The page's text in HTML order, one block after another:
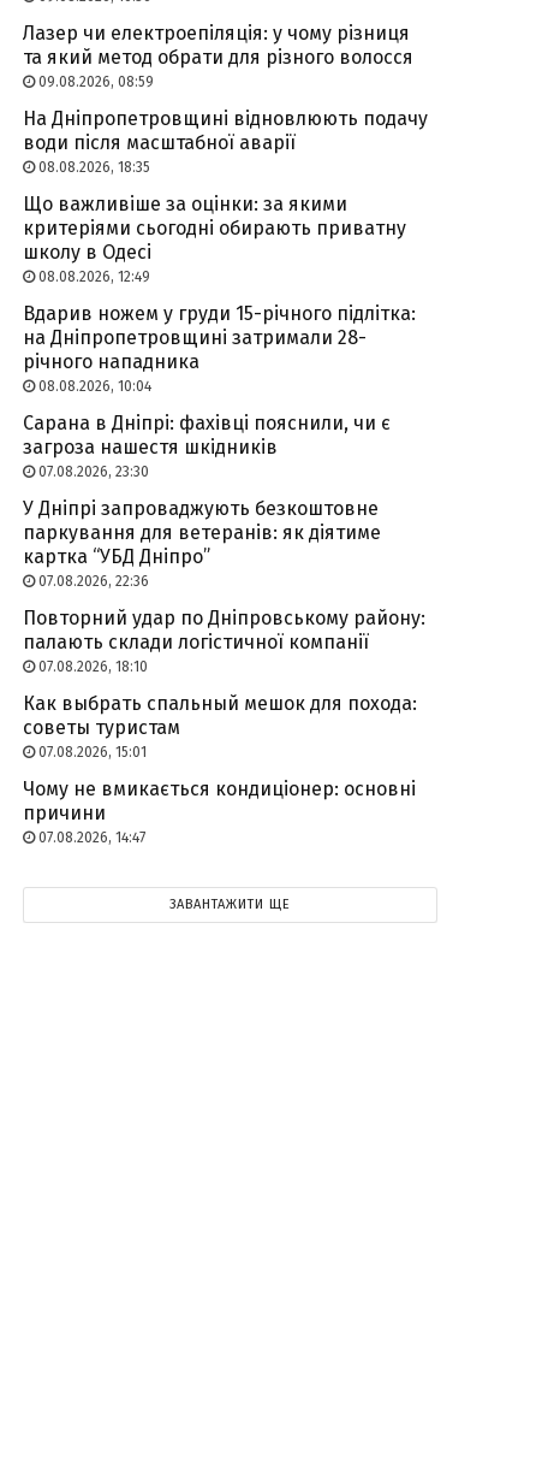
Лазер чи електроепіляція: у чому різниця
та який метод обрати для різного волосся
09.08.2026, 08:59
На Дніпропетровщині відновлюють подачу
води після масштабної аварії
08.08.2026, 18:35
Що важливіше за оцінки: за якими
критеріями сьогодні обирають приватну
школу в Одесі
08.08.2026, 12:49
Вдарив ножем у груди 15-річного підлітка:
на Дніпропетровщині затримали 28-
річного нападника
08.08.2026, 10:04
Сарана в Дніпрі: фахівці пояснили, чи є
загроза нашестя шкідників
07.08.2026, 23:30
У Дніпрі запроваджують безкоштовне
паркування для ветеранів: як діятиме
картка “УБД Дніпро”
07.08.2026, 22:36
Повторний удар по Дніпровському району:
палають склади логістичної компанії
07.08.2026, 18:10
Как выбрать спальный мешок для похода:
советы туристам
07.08.2026, 15:01
Чому не вмикається кондиціонер: основні
причини
07.08.2026, 14:47
ЗАВАНТАЖИТИ ЩЕ